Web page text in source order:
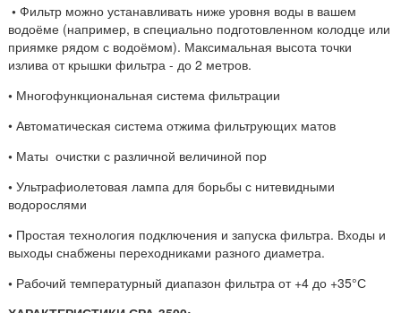
• Фильтр можно устанавливать ниже уровня воды в вашем
водоёме (например, в специально подготовленном колодце или
приямке рядом с водоёмом). Максимальная высота точки
излива от крышки фильтра - до 2 метров.
• Многофункциональная система фильтрации
• Автоматическая система отжима фильтрующих матов
• Маты очистки с различной величиной пор
• Ультрафиолетовая лампа для борьбы с нитевидными
водорослями
• Простая технология подключения и запуска фильтра. Входы и
выходы снабжены переходниками разного диаметра.
• Рабочий температурный диапазон фильтра от +4 до +35°С